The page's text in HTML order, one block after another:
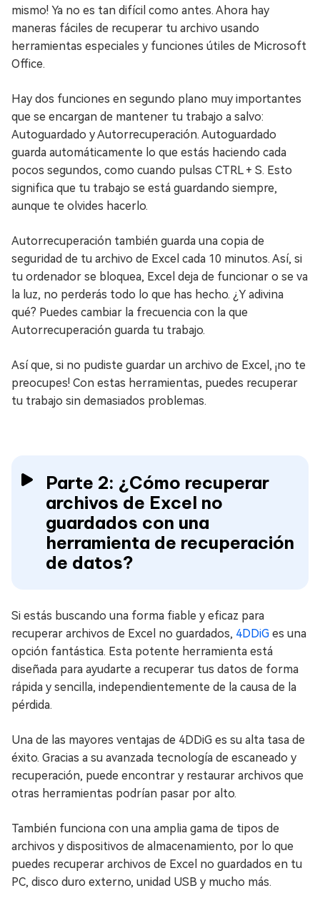
mismo! Ya no es tan difícil como antes. Ahora hay
maneras fáciles de recuperar tu archivo usando
herramientas especiales y funciones útiles de Microsoft
Office.
Hay dos funciones en segundo plano muy importantes
que se encargan de mantener tu trabajo a salvo:
Autoguardado y Autorrecuperación. Autoguardado
guarda automáticamente lo que estás haciendo cada
pocos segundos, como cuando pulsas CTRL + S. Esto
significa que tu trabajo se está guardando siempre,
aunque te olvides hacerlo.
Autorrecuperación también guarda una copia de
seguridad de tu archivo de Excel cada 10 minutos. Así, si
tu ordenador se bloquea, Excel deja de funcionar o se va
la luz, no perderás todo lo que has hecho. ¿Y adivina
qué? Puedes cambiar la frecuencia con la que
Autorrecuperación guarda tu trabajo.
Así que, si no pudiste guardar un archivo de Excel, ¡no te
preocupes! Con estas herramientas, puedes recuperar
tu trabajo sin demasiados problemas.
Parte 2: ¿Cómo recuperar
archivos de Excel no
guardados con una
herramienta de recuperación
de datos?
Si estás buscando una forma fiable y eficaz para
recuperar archivos de Excel no guardados, 4DDiG es una
opción fantástica. Esta potente herramienta está
diseñada para ayudarte a recuperar tus datos de forma
rápida y sencilla, independientemente de la causa de la
pérdida.
Una de las mayores ventajas de 4DDiG es su alta tasa de
éxito. Gracias a su avanzada tecnología de escaneado y
recuperación, puede encontrar y restaurar archivos que
otras herramientas podrían pasar por alto.
También funciona con una amplia gama de tipos de
archivos y dispositivos de almacenamiento, por lo que
puedes recuperar archivos de Excel no guardados en tu
PC, disco duro externo, unidad USB y mucho más.